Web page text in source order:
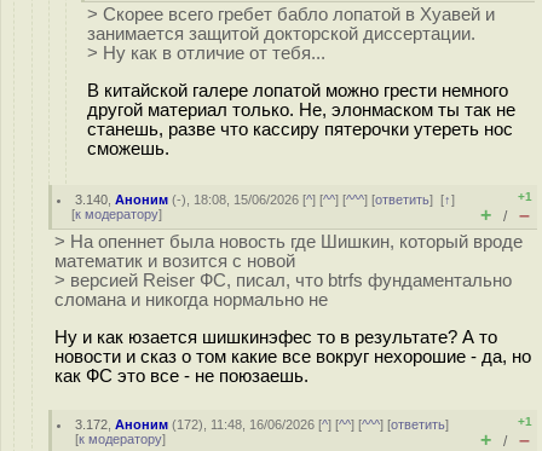
> Скорее всего гребет бабло лопатой в Хуавей и
занимается защитой докторской диссертации.
> Ну как в отличие от тебя...
В китайской галере лопатой можно грести немного
другой материал только. Не, элонмаском ты так не
станешь, разве что кассиру пятерочки утереть нос
сможешь.
3.140 ,Аноним (-), 18:08, 15/06/2026 [^] [^^] [^^^] [ответить][↑]
[к модератору]
+1
+ / –
> На опеннет была новость где Шишкин, который вроде
математик и возится с новой
> версией Reiser ФС, писал, что btrfs фундаментально
сломана и никогда нормально не
Ну и как юзается шишкинэфес то в результате? А то
новости и сказ о том какие все вокруг нехорошие - да, но
как ФС это все - не поюзаешь.
3.172 ,Аноним (172), 11:48, 16/06/2026 [^] [^^] [^^^] [ответить]
[к модератору]
+1
+ / –